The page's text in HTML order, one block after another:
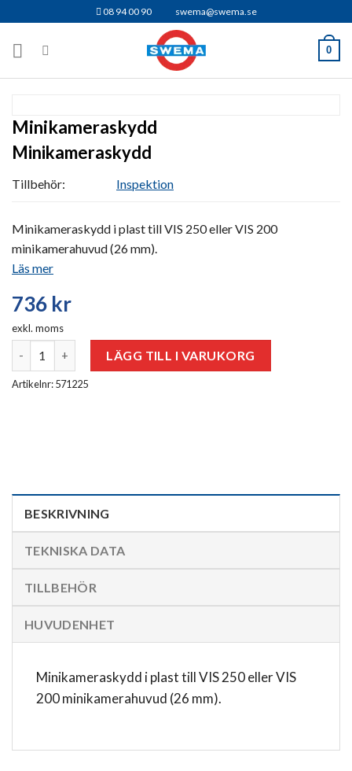
content
08 94 00 90 swema@swema.se
0
Minikameraskydd
Minikameraskydd
Tillbehör: Inspektion
Minikameraskydd i plast till VIS 250 eller VIS 200
minikamerahuvud (26 mm).
Läs mer
736 kr
exkl. moms
Minikameraskydd mängdLÄGG TILL I VARUKORG
Artikelnr: 571225
BESKRIVNING
TEKNISKA DATA
TILLBEHÖR
HUVUDENHET
Minikameraskydd i plast till VIS 250 eller VIS
200 minikamerahuvud (26 mm).